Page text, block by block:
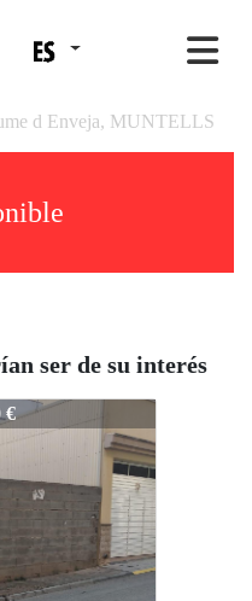
d Enveja, MUNTELLS
ser de su interés
€